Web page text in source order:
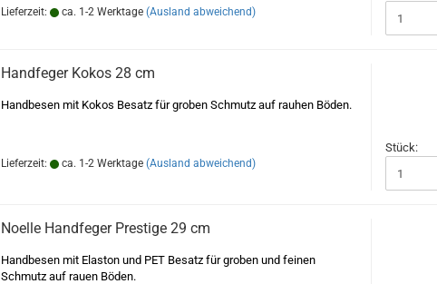
Lieferzeit: ca. 1-2 Werktage (Ausland abweichend)
Handfeger Kokos 28 cm
Handbesen mit Kokos Besatz für groben Schmutz auf rauhen Böden.
Lieferzeit: ca. 1-2 Werktage (Ausland abweichend)
Stück:
Noelle Handfeger Prestige 29 cm
Handbesen mit Elaston und PET Besatz für groben und feinen
Schmutz auf rauen Böden.